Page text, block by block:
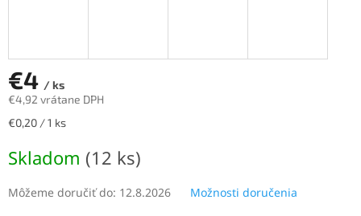
€4 / ks
€4,92 vrátane DPH
Jednotková
€0,20 / 1 ks
Skladom (12 ks)
Môžeme doručiť do: 12.8.2026 Možnosti doručenia